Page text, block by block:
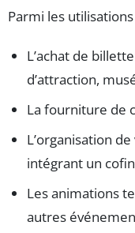
Parmi les
L’achat de
d’attraction,
La fourniture de
L’organisation
intégrant un
Les animations
autres